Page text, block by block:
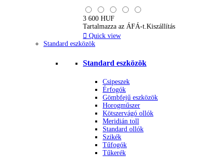
3 600 HUF
Tartalmazza az ÁFÁ-t.Kiszállítás
 Quick view
Standard eszközök
Standard eszközök
Csipeszek
Érfogók
Gömbfejű eszközök
Horogműszer
Kötszervágó ollók
Meridián toll
Standard ollók
Szikék
Tűfogók
Tűkerék